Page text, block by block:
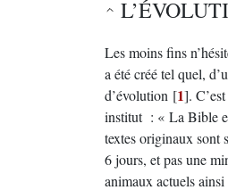
Les moins fins
a été créé tel quel,
d’évolution [1].
institut : « La Bible
textes originaux sont
6 jours, et pas une
animaux actuels